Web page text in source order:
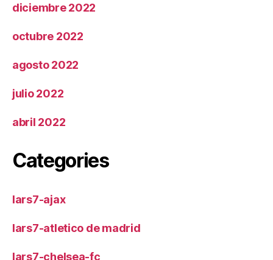
diciembre 2022
octubre 2022
agosto 2022
julio 2022
abril 2022
Categories
lars7-ajax
lars7-atletico de madrid
lars7-chelsea-fc